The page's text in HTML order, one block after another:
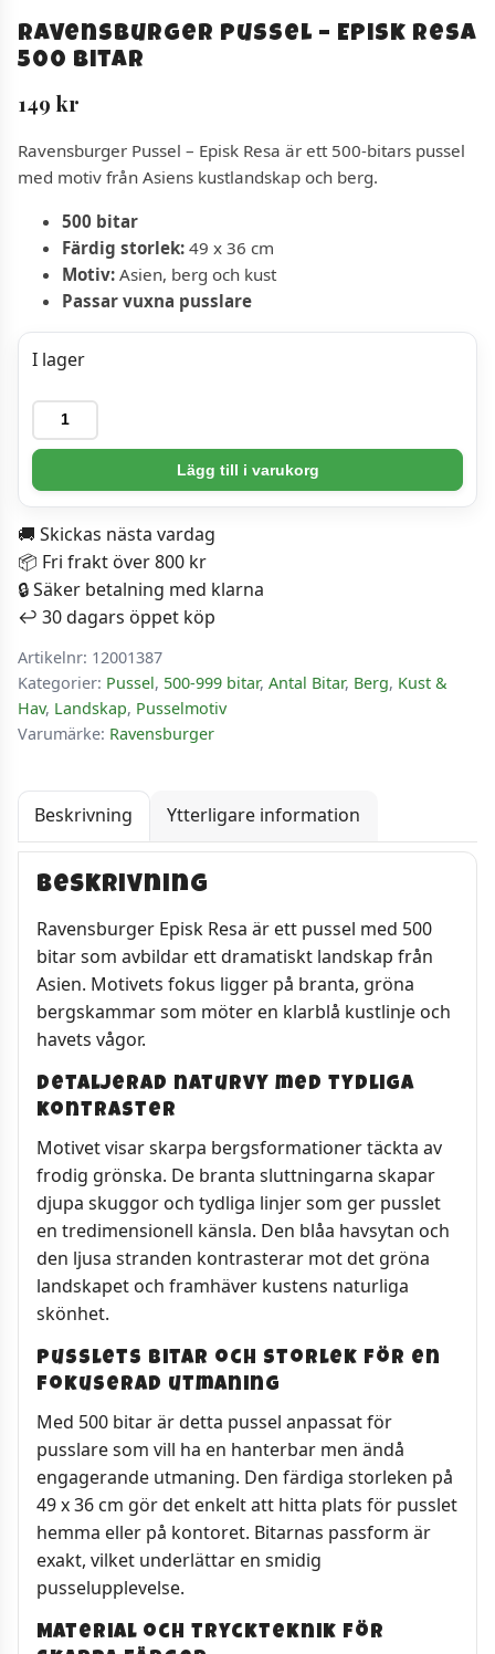
Ravensburger Pussel – Episk Resa
500 bitar
149 kr
Ravensburger Pussel – Episk Resa är ett 500-bitars pussel
med motiv från Asiens kustlandskap och berg.
500 bitar
Färdig storlek: 49 x 36 cm
Motiv: Asien, berg och kust
Passar vuxna pusslare
I lager
Ravensburger
Pussel
Episk
Resa
500
bitar
mängd
Lägg till i varukorg
🚚 Skickas nästa vardag
📦 Fri frakt över 800 kr
🔒 Säker betalning med klarna
↩️ 30 dagars öppet köp
Artikelnr: 12001387
Kategorier: Pussel, 500-999 bitar, Antal Bitar, Berg, Kust &
Hav, Landskap, Pusselmotiv
Varumärke: Ravensburger
Beskrivning Ytterligare information
Beskrivning
Ravensburger Episk Resa är ett pussel med 500
bitar som avbildar ett dramatiskt landskap från
Asien. Motivets fokus ligger på branta, gröna
bergskammar som möter en klarblå kustlinje och
havets vågor.
Detaljerad naturvy med tydliga
kontraster
Motivet visar skarpa bergsformationer täckta av
frodig grönska. De branta sluttningarna skapar
djupa skuggor och tydliga linjer som ger pusslet
en tredimensionell känsla. Den blåa havsytan och
den ljusa stranden kontrasterar mot det gröna
landskapet och framhäver kustens naturliga
skönhet.
Pusslets bitar och storlek för en
fokuserad utmaning
Med 500 bitar är detta pussel anpassat för
pusslare som vill ha en hanterbar men ändå
engagerande utmaning. Den färdiga storleken på
49 x 36 cm gör det enkelt att hitta plats för pusslet
hemma eller på kontoret. Bitarnas passform är
exakt, vilket underlättar en smidig
pusselupplevelse.
Material och tryckteknik för